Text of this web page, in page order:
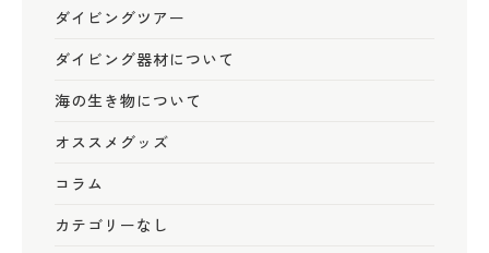
ダイビングツアー
ダイビング器材について
海の生き物について
オススメグッズ
コラム
カテゴリーなし